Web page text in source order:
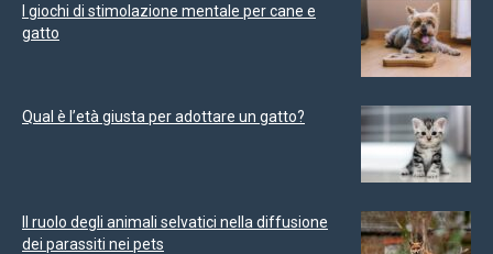
I giochi di stimolazione mentale per cane e
gatto
Qual è l’età giusta per adottare un gatto?
Il ruolo degli animali selvatici nella diffusione
dei parassiti nei pets